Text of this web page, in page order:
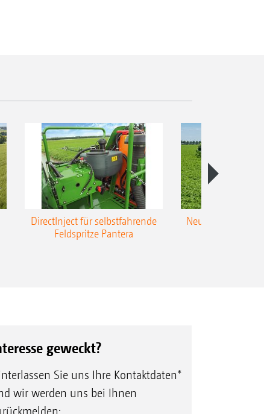
DirectInject für selbstfahrende
Feldspritze Pantera
Neue Super-L3-
geweckt?
Sie uns Ihre Kontaktdaten*
wir werden uns bei Ihnen